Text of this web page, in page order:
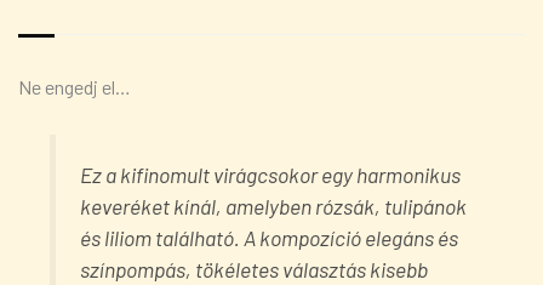
Ne engedj el…
Ez a kifinomult virágcsokor egy harmonikus
keveréket kínál, amelyben rózsák, tulipánok
és liliom található. A kompozíció elegáns és
színpompás, tökéletes választás kisebb